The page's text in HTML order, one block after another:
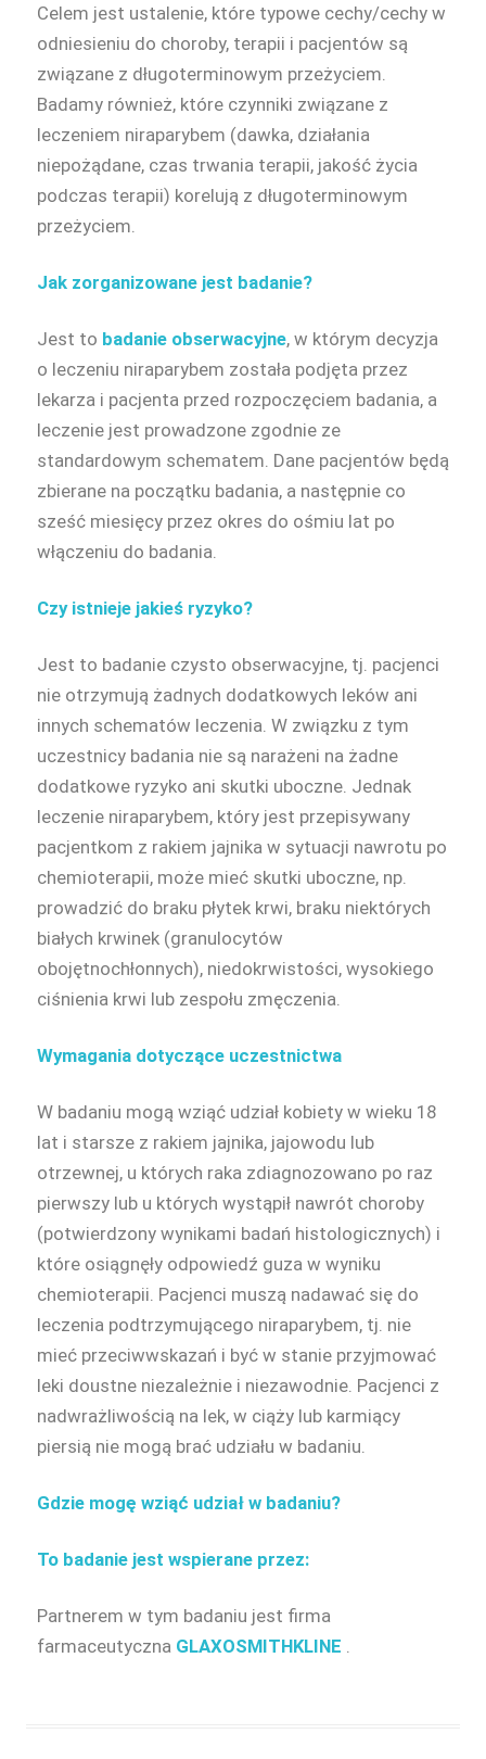
Celem jest ustalenie, które typowe cechy/cechy w
odniesieniu do choroby, terapii i pacjentów są
związane z długoterminowym przeżyciem.
Badamy również, które czynniki związane z
leczeniem niraparybem (dawka, działania
niepożądane, czas trwania terapii, jakość życia
podczas terapii) korelują z długoterminowym
przeżyciem.
Jak zorganizowane jest badanie?
Jest to badanie obserwacyjne, w którym decyzja
o leczeniu niraparybem została podjęta przez
lekarza i pacjenta przed rozpoczęciem badania, a
leczenie jest prowadzone zgodnie ze
standardowym schematem. Dane pacjentów będą
zbierane na początku badania, a następnie co
sześć miesięcy przez okres do ośmiu lat po
włączeniu do badania.
Czy istnieje jakieś ryzyko?
Jest to badanie czysto obserwacyjne, tj. pacjenci
nie otrzymują żadnych dodatkowych leków ani
innych schematów leczenia. W związku z tym
uczestnicy badania nie są narażeni na żadne
dodatkowe ryzyko ani skutki uboczne. Jednak
leczenie niraparybem, który jest przepisywany
pacjentkom z rakiem jajnika w sytuacji nawrotu po
chemioterapii, może mieć skutki uboczne, np.
prowadzić do braku płytek krwi, braku niektórych
białych krwinek (granulocytów
obojętnochłonnych), niedokrwistości, wysokiego
ciśnienia krwi lub zespołu zmęczenia.
Wymagania dotyczące uczestnictwa
W badaniu mogą wziąć udział kobiety w wieku 18
lat i starsze z rakiem jajnika, jajowodu lub
otrzewnej, u których raka zdiagnozowano po raz
pierwszy lub u których wystąpił nawrót choroby
(potwierdzony wynikami badań histologicznych) i
które osiągnęły odpowiedź guza w wyniku
chemioterapii. Pacjenci muszą nadawać się do
leczenia podtrzymującego niraparybem, tj. nie
mieć przeciwwskazań i być w stanie przyjmować
leki doustne niezależnie i niezawodnie. Pacjenci z
nadwrażliwością na lek, w ciąży lub karmiący
piersią nie mogą brać udziału w badaniu.
Gdzie mogę wziąć udział w badaniu?
To badanie jest wspierane przez:
Partnerem w tym badaniu jest firma
farmaceutyczna GLAXOSMITHKLINE